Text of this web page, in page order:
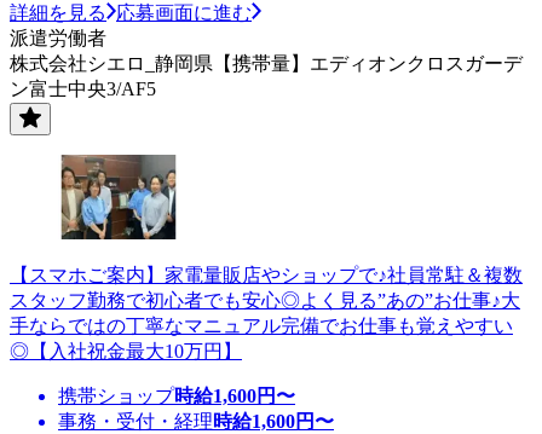
詳細を見る
応募画面に進む
派遣労働者
株式会社シエロ_静岡県【携帯量】エディオンクロスガーデ
ン富士中央3/AF5
【スマホご案内】家電量販店やショップで♪社員常駐＆複数
スタッフ勤務で初心者でも安心◎よく見る”あの”お仕事♪大
手ならではの丁寧なマニュアル完備でお仕事も覚えやすい
◎【入社祝金最大10万円】
携帯ショップ時給1,600円〜
事務・受付・経理時給1,600円〜